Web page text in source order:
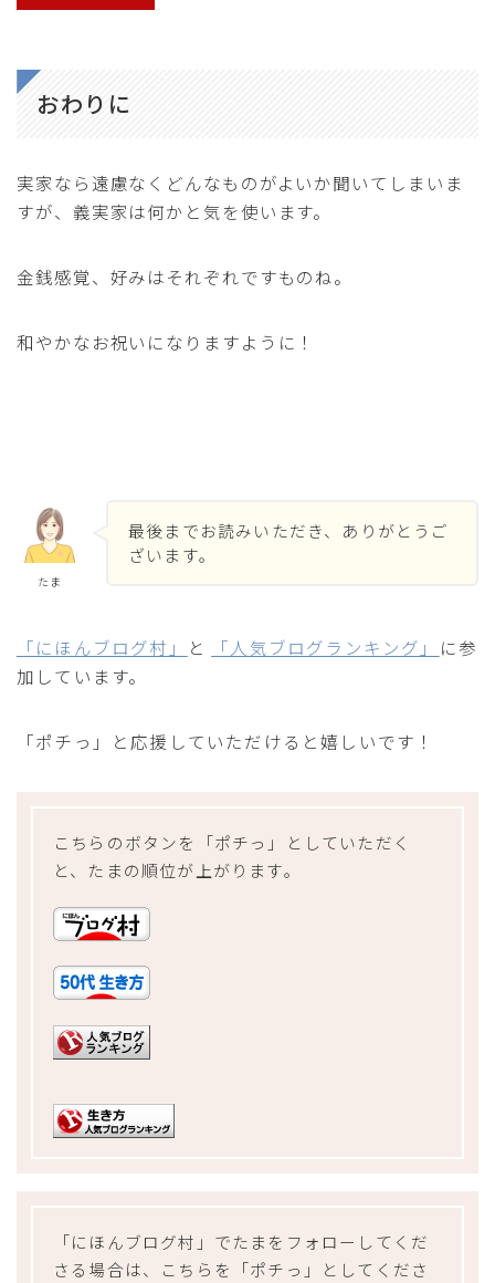
おわりに
実家なら遠慮なくどんなものがよいか聞いてしまいま
すが、義実家は何かと気を使います。
金銭感覚、好みはそれぞれですものね。
和やかなお祝いになりますように！
たま
最後までお読みいただき、ありがとうご
ざいます。
「にほんブログ村」 と 「人気ブログランキング」
に参
加しています。
「ポチっ」と応援していただけると嬉しいです！
こちらのボタンを「ポチっ」としていただく
と、たまの順位が上がります。
「にほんブログ村」でたまをフォローしてくだ
さる場合は、こちらを「ポチっ」としてくださ